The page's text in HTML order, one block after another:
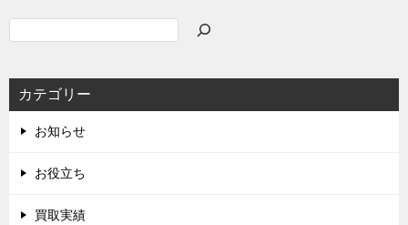
カテゴリー
お知らせ
お役立ち
買取実績